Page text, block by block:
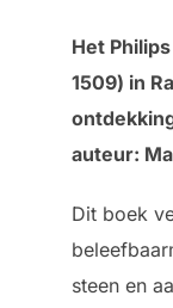
Het
1509) in
auteur:
Dit boek
steen en